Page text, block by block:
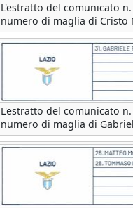
L'estratto del comunicato
numero di maglia di Cristo
L'estratto del comunicato
numero di maglia di